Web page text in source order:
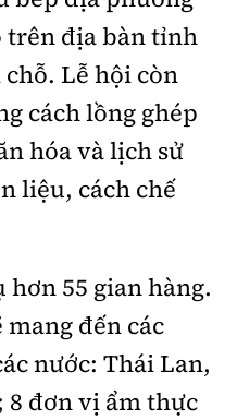
trên địa bàn tỉnh
Lễ hội còn
cách lồng ghép
hóa và lịch sử
liệu, cách chế
55 gian hàng.
đến các
nước: Thái Lan,
8 đơn vị ẩm thực